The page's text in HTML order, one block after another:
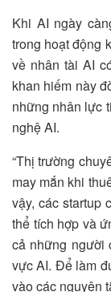
Khi AI ngày
trong hoạt động
về nhân tài AI
khan hiếm này
những nhân lực
nghệ AI.
“Thị trường
may mắn khi
vậy, các startup
thể tích hợp và
cả những người
vực AI. Để làm
vào các nguyên